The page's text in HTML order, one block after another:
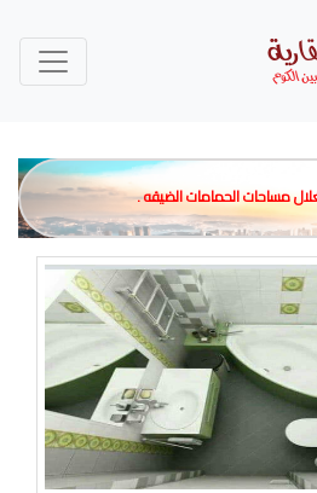
مساحات الحمامات الضيقه .